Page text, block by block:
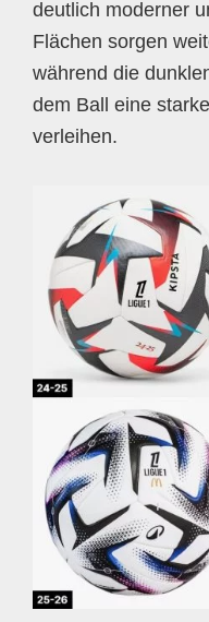
deutlich moderner
Flächen sorgen
während die
dem Ball eine
verleihen.